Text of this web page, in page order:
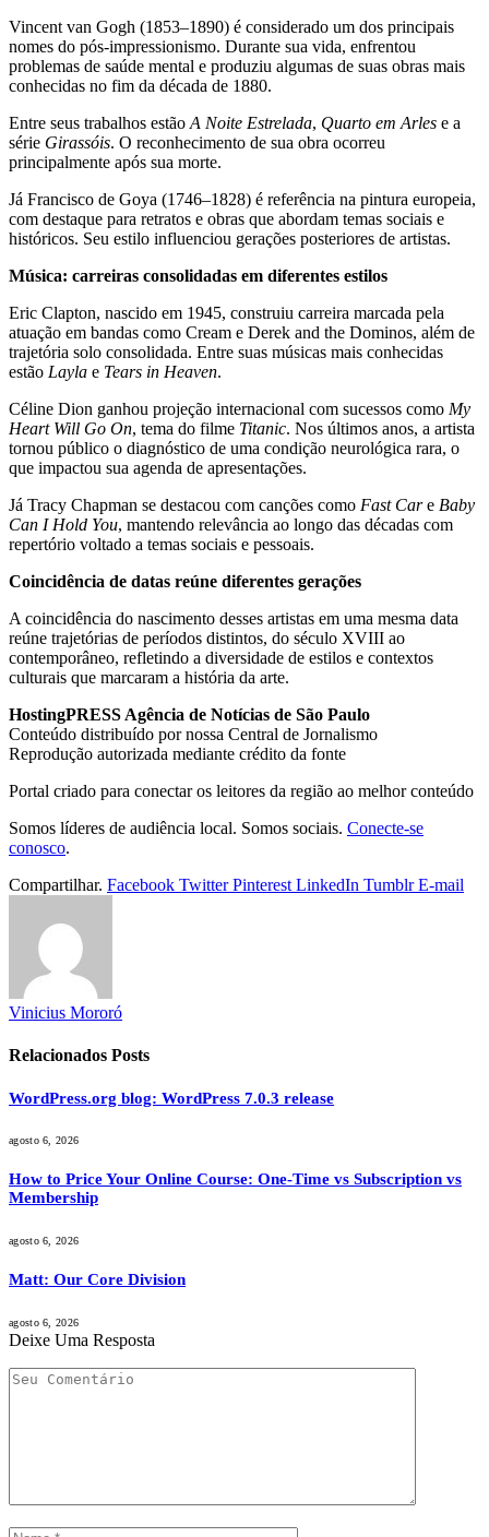
Vincent van Gogh (1853–1890) é considerado um dos principais
nomes do pós-impressionismo. Durante sua vida, enfrentou
problemas de saúde mental e produziu algumas de suas obras mais
conhecidas no fim da década de 1880.
Entre seus trabalhos estão A Noite Estrelada, Quarto em Arles e a
série Girassóis. O reconhecimento de sua obra ocorreu
principalmente após sua morte.
Já Francisco de Goya (1746–1828) é referência na pintura europeia,
com destaque para retratos e obras que abordam temas sociais e
históricos. Seu estilo influenciou gerações posteriores de artistas.
Música: carreiras consolidadas em diferentes estilos
Eric Clapton, nascido em 1945, construiu carreira marcada pela
atuação em bandas como Cream e Derek and the Dominos, além de
trajetória solo consolidada. Entre suas músicas mais conhecidas
estão Layla e Tears in Heaven.
Céline Dion ganhou projeção internacional com sucessos como My
Heart Will Go On, tema do filme Titanic. Nos últimos anos, a artista
tornou público o diagnóstico de uma condição neurológica rara, o
que impactou sua agenda de apresentações.
Já Tracy Chapman se destacou com canções como Fast Care Baby
Can I Hold You, mantendo relevância ao longo das décadas com
repertório voltado a temas sociais e pessoais.
Coincidência de datas reúne diferentes gerações
A coincidência do nascimento desses artistas em uma mesma data
reúne trajetórias de períodos distintos, do século XVIII ao
contemporâneo, refletindo a diversidade de estilos e contextos
culturais que marcaram a história da arte.
HostingPRESS Agência de Notícias de São Paulo
Conteúdo distribuído por nossa Central de Jornalismo
Reprodução autorizada mediante crédito da fonte
Portal criado para conectar os leitores da região ao melhor conteúdo
Somos líderes de audiência local. Somos sociais. Conecte-se
conosco.
Compartilhar. Facebook Twitter Pinterest LinkedIn Tumblr E-mail
Vinicius Mororó
Relacionados Posts
WordPress.org blog: WordPress 7.0.3 release
agosto 6, 2026
How to Price Your Online Course: One-Time vs Subscription vs
Membership
agosto 6, 2026
Matt: Our Core Division
agosto 6, 2026
Deixe Uma Resposta